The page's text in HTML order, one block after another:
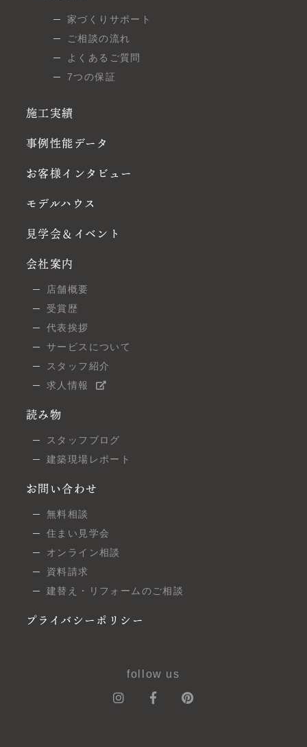
家づくりサポート
ご相談の流れ
よくあるご質問
7つの保証
施工実績
事例性能データ
お客様インタビュー
モデルハウス
見学会＆イベント
会社案内
店舗概要
受賞歴
代表挨拶
サービスについて
スタッフ紹介
求人情報
読み物
スタッフブログ
建築現場レポート
お問い合わせ
無料相談
住まい見学会
オンライン相談
資料請求
建替え・リフォームのご相談
プライバシーポリシー
follow us